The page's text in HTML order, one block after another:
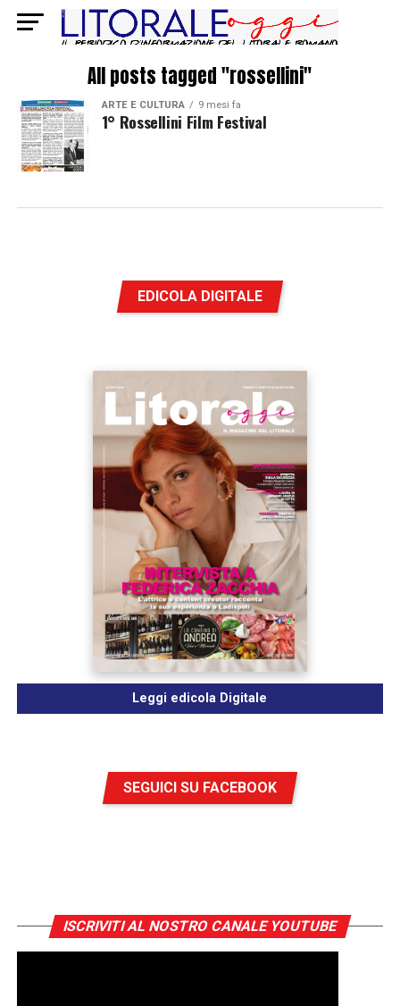
All posts tagged "rossellini"
ARTE E CULTURA 9 mesi fa
1° Rossellini Film Festival
EDICOLA DIGITALE
Leggi edicola Digitale
SEGUICI SU FACEBOOK
ISCRIVITI AL NOSTRO CANALE YOUTUBE